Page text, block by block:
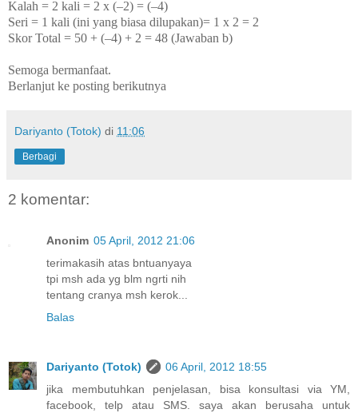
Kalah = 2 kali = 2 x (–2) = (–4)
Seri = 1 kali (ini yang biasa dilupakan)= 1 x 2 = 2
Skor Total = 50 + (–4) + 2 = 48 (Jawaban b)
Semoga bermanfaat.
Berlanjut ke posting berikutnya
Dariyanto (Totok) di 11:06
Berbagi
2 komentar:
Anonim 05 April, 2012 21:06
terimakasih atas bntuanyaya
tpi msh ada yg blm ngrti nih
tentang cranya msh kerok...
Balas
Dariyanto (Totok)
06 April, 2012 18:55
jika membutuhkan penjelasan, bisa konsultasi via YM,
facebook, telp atau SMS. saya akan berusaha untuk